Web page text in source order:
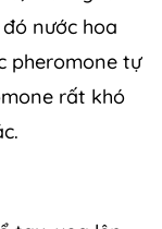
nước hoa
pheromone tự
rất khó